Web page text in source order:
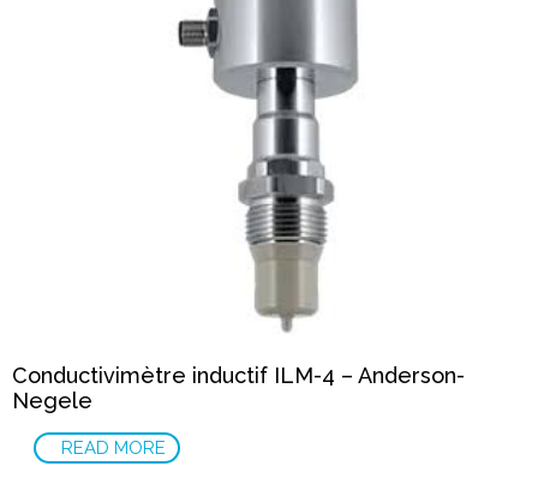
Conductivimètre inductif ILM-4 – Anderson-
Negele
READ MORE